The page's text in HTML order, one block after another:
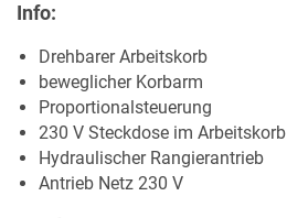
Info:
Drehbarer Arbeitskorb
beweglicher Korbarm
Proportionalsteuerung
230 V Steckdose im Arbeitskorb
Hydraulischer Rangierantrieb
Antrieb Netz 230 V